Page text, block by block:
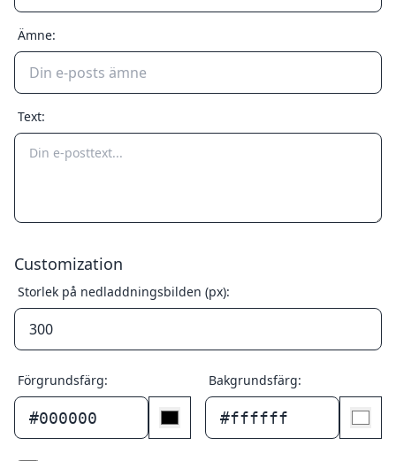
Ämne:
Text:
Customization
Storlek på nedladdningsbilden (px):
Förgrundsfärg:
#000000
Bakgrundsfärg:
#ffffff